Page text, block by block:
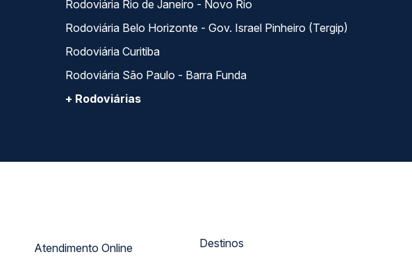
Rodoviária Rio de Janeiro - Novo Rio
Rodoviária Belo Horizonte - Gov. Israel Pinheiro (Tergip)
Rodoviária Curitiba
Rodoviária São Paulo - Barra Funda
+ Rodoviárias
Atendimento Online
Destinos